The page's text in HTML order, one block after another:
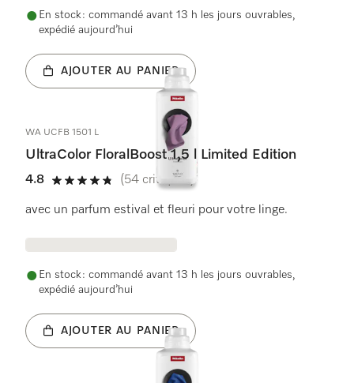
En stock : commandé avant 13 h les jours ouvrables,
expédié aujourd’hui
AJOUTER AU PANIER
WA UCFB 1501 L
UltraColor FloralBoost 1,5 l Limited Edition
4.8
4.8 étoiles sur 5
(54 critiques)
avec un parfum estival et fleuri pour votre linge.
En stock : commandé avant 13 h les jours ouvrables,
expédié aujourd’hui
AJOUTER AU PANIER